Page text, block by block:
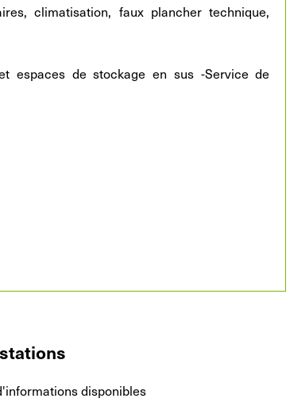
climatisation, faux plancher technique,
espaces de stockage en sus -Service de
disponibles